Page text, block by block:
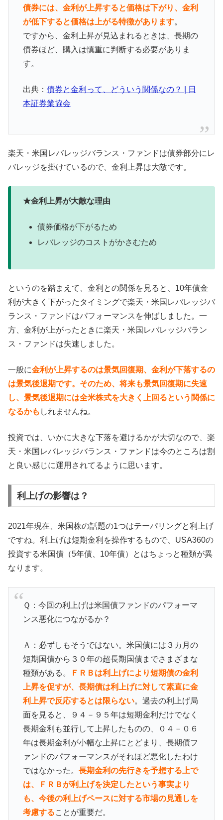
債券には、金利が上昇すると価格は下がり、金利
が低下すると価格は上がる特徴があります。
ですから、金利上昇が見込まれるときは、長期の
債券ほど、購入は慎重に判断する必要がありま
す。
出典： 債券と金利って、どういう関係なの？ | 日
本証券業協会
楽天・米国レバレッジバランス・ファンドは債券部分にレ
バレッジを掛けているので、金利上昇は大敵です。
★金利上昇が大敵な理由
債券価格が下がるため
レバレッジのコストがかさむため
というのを踏まえて、金利との関係を見ると、10年債金
利が大きく下がったタイミングで楽天・米国レバレッジバ
ランス・ファンドはパフォーマンスを伸ばしました。一
方、金利が上がったときに楽天・米国レバレッジバラン
ス・ファンドは失速しました。
一般に金利が上昇するのは景気回復期、金利が下落するの
は景気後退期です。そのため、将来も景気回復期に失速
し、景気後退期には全米株式を大きく上回るという関係に
なるかも しれませんね。
投資では、いかに大きな下落を避けるかが大切なので、楽
天・米国レバレッジバランス・ファンドは今のところは割
と良い感じに運用されてるように思います。
利上げの影響は？
2021年現在、米国株の話題の1つはテーパリングと利上げ
ですね。利上げは短期金利を操作するもので、USA360の
投資する米国債（5年債、10年債）とはちょっと種類が異
なります。
Ｑ：今回の利上げは米国債ファンドのパフォーマ
ンス悪化につながるか？
Ａ：必ずしもそうではない。米国債には３カ月の
短期国債から３０年の超長期国債までさまざまな
種類がある。
ＦＲＢは利上げにより短期債の金利
上昇を促すが、長期債は利上げに対して素直に金
利上昇で反応するとは限らない。過去の利上げ局
面を見ると、９４－９５年は短期金利だけでなく
長期金利も並行して上昇したものの、０４－０６
年は長期金利が小幅な上昇にとどまり、長期債フ
ァンドのパフォーマンスがそれほど悪化したわけ
ではなかった。 長期金利の先行きを予想する上で
は、ＦＲＢが利上げを決定したという事実より
も、今後の利上げペースに対する市場の見通しを
考慮することが重要だ。